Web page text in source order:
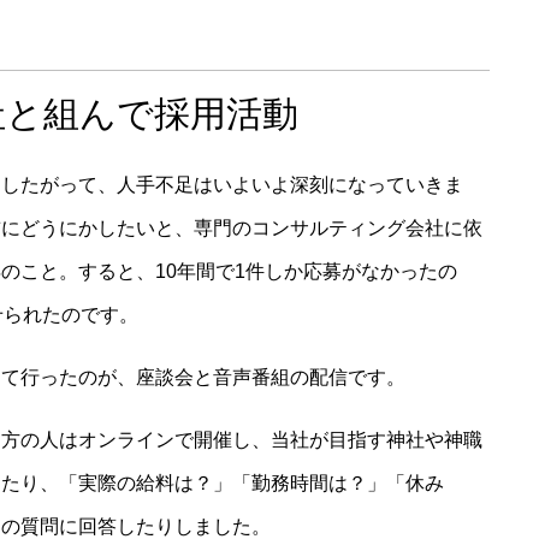
組んで採用活動
たがって、人手不足はいよいよ深刻になっていきま
どうにかしたいと、専門のコンサルティング会社に依
こと。すると、10年間で1件しか応募がなかったの
れたのです。
行ったのが、座談会と音声番組の配信です。
の人はオンラインで開催し、当社が目指す神社や神職
り、「実際の給料は？」「勤務時間は？」「休み
問に回答したりしました。